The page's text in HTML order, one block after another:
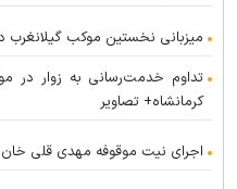
میزبانی نخستین موکب گیلانغرب
تداوم خدمت‌رسانی به زوار در
کرمانشاه+ تصاویر
اجرای نیت موقوفه مهدی قلی